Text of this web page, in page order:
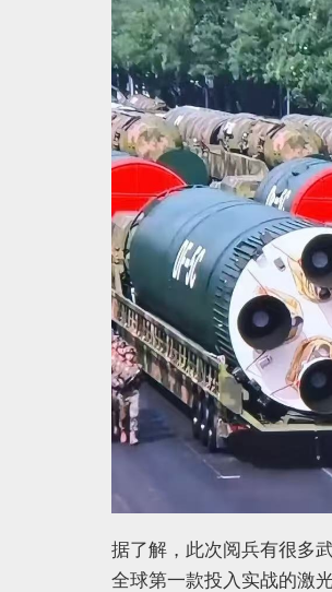
据了解，此次阅兵有很多
全球第一款投入实战的激